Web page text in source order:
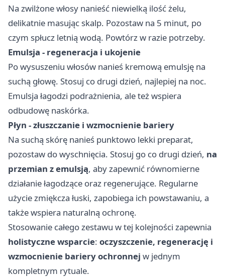
Na zwilżone włosy nanieść niewielką ilość żelu,
delikatnie masując skalp. Pozostaw na 5 minut, po
czym spłucz letnią wodą. Powtórz w razie potrzeby.
Emulsja - regeneracja i ukojenie
Po wysuszeniu włosów nanieś kremową emulsję na
suchą głowę. Stosuj co drugi dzień, najlepiej na noc.
Emulsja łagodzi podrażnienia, ale też wspiera
odbudowę naskórka.
Płyn - złuszczanie i wzmocnienie bariery
Na suchą skórę nanieś punktowo lekki preparat,
pozostaw do wyschnięcia. Stosuj go co drugi dzień, na
przemian z emulsją, aby zapewnić równomierne
działanie łagodzące oraz regenerujące. Regularne
użycie zmiękcza łuski, zapobiega ich powstawaniu, a
także wspiera naturalną ochronę.
Stosowanie całego zestawu w tej kolejności zapewnia
holistyczne wsparcie: oczyszczenie, regenerację i
wzmocnienie bariery ochronnej w jednym
kompletnym rytuale.